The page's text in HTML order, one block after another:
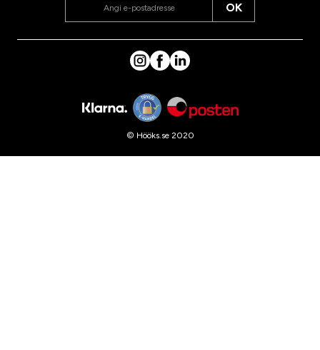
OK
© Hööks.se 2020